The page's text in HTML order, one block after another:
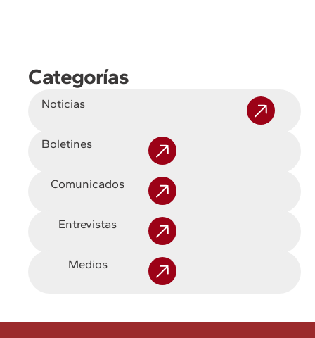
Categorías
Noticias
Boletines
Comunicados
Entrevistas
Medios